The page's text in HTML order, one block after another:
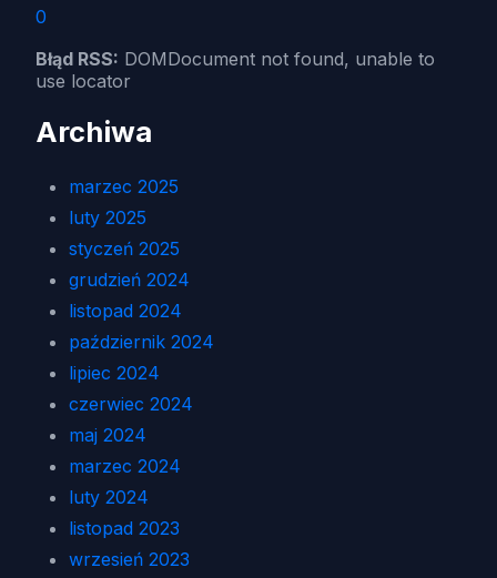
0
Błąd RSS: DOMDocument not found, unable to
use locator
Archiwa
marzec 2025
luty 2025
styczeń 2025
grudzień 2024
listopad 2024
październik 2024
lipiec 2024
czerwiec 2024
maj 2024
marzec 2024
luty 2024
listopad 2023
wrzesień 2023